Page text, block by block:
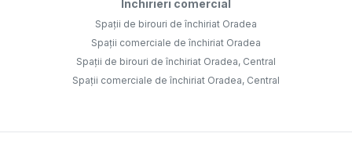
Închirieri comercial
Spații de birouri de închiriat Oradea
Spații comerciale de închiriat Oradea
Spații de birouri de închiriat Oradea, Central
Spații comerciale de închiriat Oradea, Central